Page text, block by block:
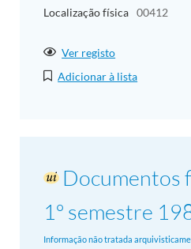
Localização física 00412
Ver registo
Adicionar à lista
Documentos
1º semestre
Informação não tratada